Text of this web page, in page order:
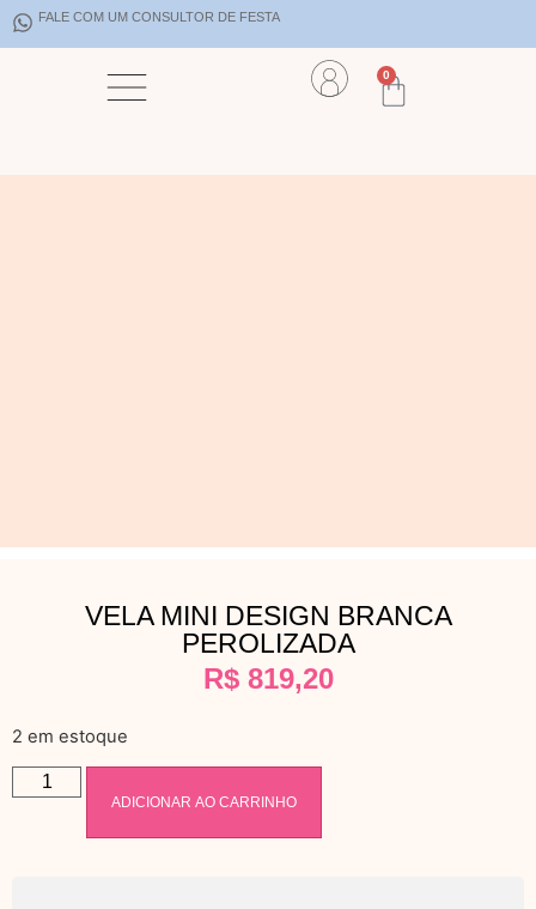
FALE COM UM CONSULTOR DE FESTA
0
VELA MINI DESIGN BRANCA
PEROLIZADA
R$819,20
2 em estoque
ADICIONAR AO CARRINHO